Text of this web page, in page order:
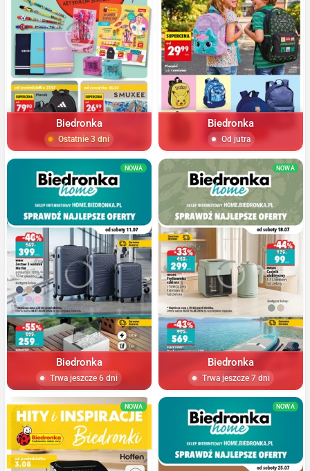
Biedronka
Ostatnie 3 dni
Biedronka
Od jutra
NOWA
Biedronka
Trwa jeszcze 6 dni
NOWA
Biedronka
Trwa jeszcze 7 dni
NOWA NOWA